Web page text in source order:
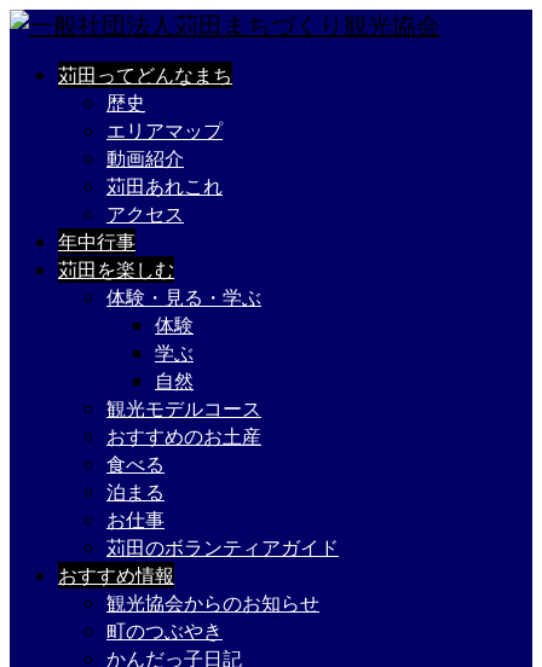
苅田ってどんなまち
歴史
エリアマップ
動画紹介
苅田あれこれ
アクセス
年中行事
苅田を楽しむ
体験・見る・学ぶ
体験
学ぶ
自然
観光モデルコース
おすすめのお土産
食べる
泊まる
お仕事
苅田のボランティアガイド
おすすめ情報
観光協会からのお知らせ
町のつぶやき
かんだっ子日記